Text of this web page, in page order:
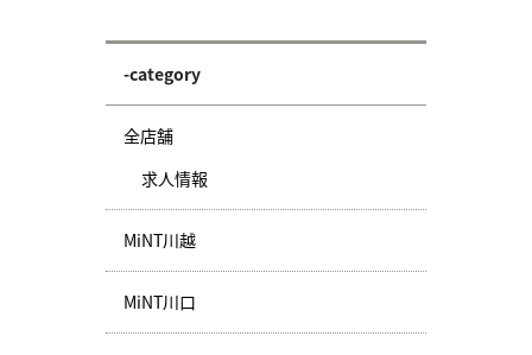
-category
全店舗
求人情報
MiNT川越
MiNT川口